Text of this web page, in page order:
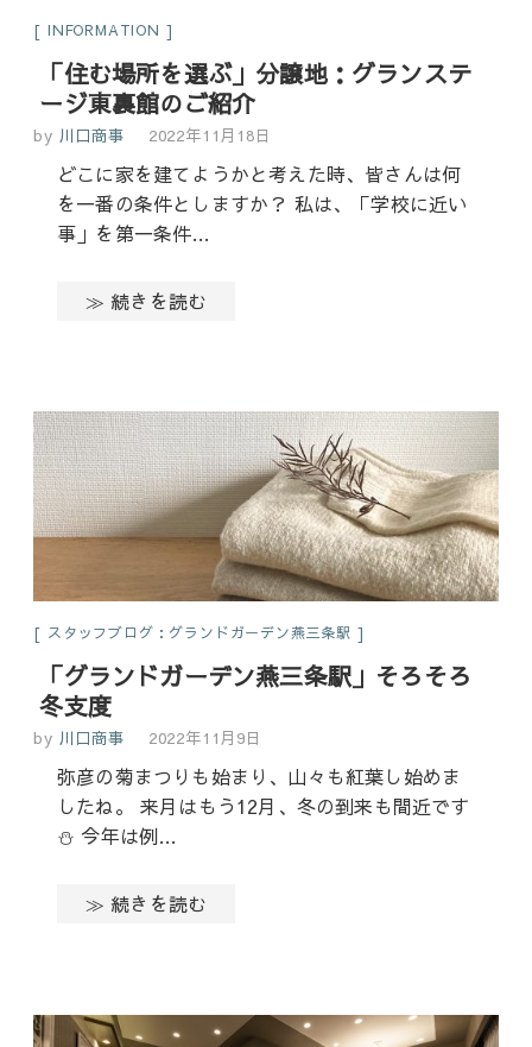
INFORMATION
「住む場所を選ぶ」分譲地：グランステ
ージ東裏館のご紹介
by 川口商事 2022年11月18日
どこに家を建てようかと考えた時、皆さんは何
を一番の条件としますか？ 私は、「学校に近い
事」を第一条件…
≫ 続きを読む
スタッフブログ：グランドガーデン燕三条駅
「グランドガーデン燕三条駅」そろそろ
冬支度
by 川口商事 2022年11月9日
弥彦の菊まつりも始まり、山々も紅葉し始めま
したね。 来月はもう12月、冬の到来も間近です
⛄ 今年は例…
≫ 続きを読む